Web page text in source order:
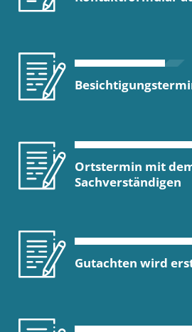
Ortstermin mit
Sachverständigen
Gutachten wird